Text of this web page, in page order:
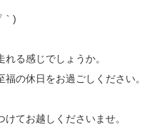
｀)
る感じでしょうか。
の休日をお過ごしください。
てお越しくださいませ。